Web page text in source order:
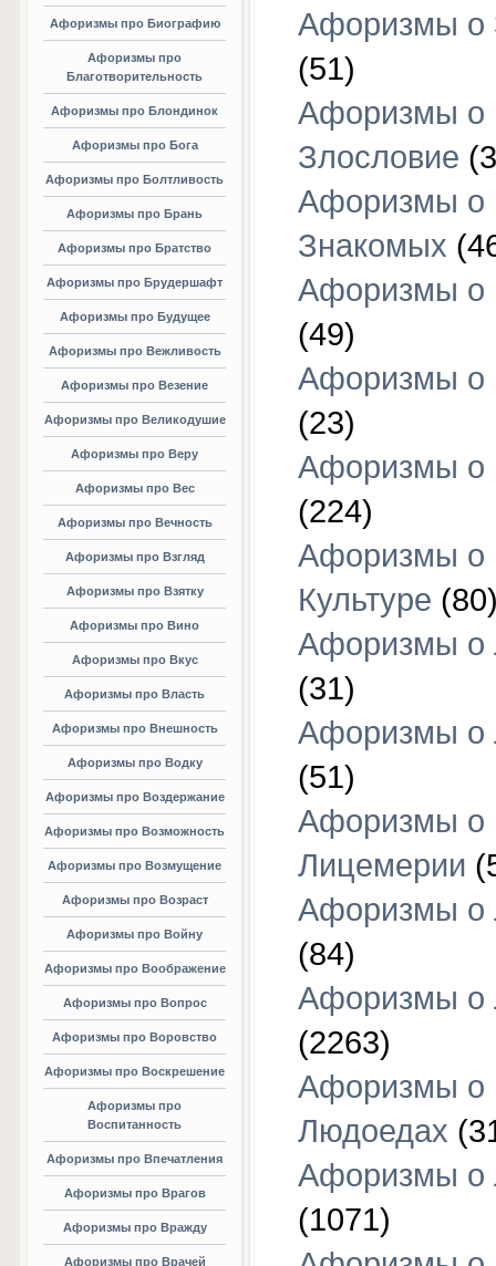
Афоризмы про Биографию
Афоризмы про
Благотворительность
Афоризмы про Блондинок
Афоризмы про Бога
Афоризмы про Болтливость
Афоризмы про Брань
Афоризмы про Братство
Афоризмы про Брудершафт
Афоризмы про Будущее
Афоризмы про Вежливость
Афоризмы про Везение
Афоризмы про Великодушие
Афоризмы про Веру
Афоризмы про Вес
Афоризмы про Вечность
Афоризмы про Взгляд
Афоризмы про Взятку
Афоризмы про Вино
Афоризмы про Вкус
Афоризмы про Власть
Афоризмы про Внешность
Афоризмы про Водку
Афоризмы про Воздержание
Афоризмы про Возможность
Афоризмы про Возмущение
Афоризмы про Возраст
Афоризмы про Войну
Афоризмы про Воображение
Афоризмы про Вопрос
Афоризмы про Воровство
Афоризмы про Воскрешение
Афоризмы про
Воспитанность
Афоризмы про Впечатления
Афоризмы про Врагов
Афоризмы про Вражду
Афоризмы про Врачей
Афоризмы о
(51)
Афоризмы о
Злословие
Афоризмы о
Знакомых
Афоризмы о
(49)
Афоризмы о
(23)
Афоризмы о
(224)
Афоризмы о
Культуре
Афоризмы о
(31)
Афоризмы о
(51)
Афоризмы о
Лицемерии
Афоризмы о
(84)
Афоризмы о
(2263)
Афоризмы о
Людоедах
Афоризмы о
(1071)